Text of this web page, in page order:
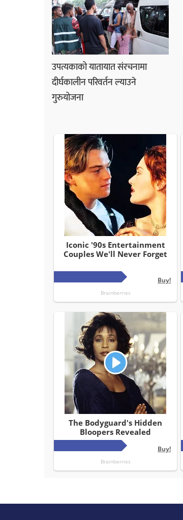
उपत्यकाको यातायात संरचनामा
दीर्घकालीन परिवर्तन ल्याउने
गुरुयोजना